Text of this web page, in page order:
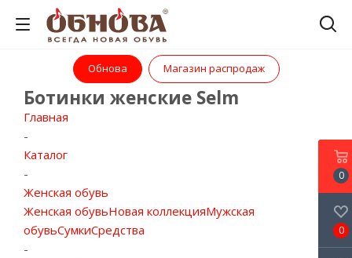
Обнова Магазин распродаж
Ботинки женские Selm
Главная
-
Каталог
-
Женская обувь
Женская обувьНовая коллекцияМужская
обувьСумкиСредства
-
0
0